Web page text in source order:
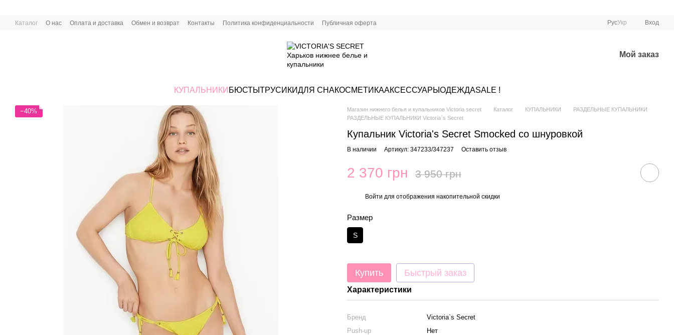
Каталог О нас Оплата и доставка Обмен и возврат Контакты Политика конфиденциальности Публичная оферта РусУкр Вход
Мой заказ
КУПАЛЬНИКИ БЮСТЫ ТРУСИКИДЛЯ СНАКОСМЕТИКААКСЕССУАРЫ ОДЕЖДАSALE !
−40% Магазин нижнего белья и купальников Victoria secret Каталог КУПАЛЬНИКИ
РАЗДЕЛЬНЫЕ КУПАЛЬНИКИ
РАЗДЕЛЬНЫЕ КУПАЛЬНИКИ Victoria`s Secret
Купальник Victoria's Secret Smocked со шнуровкой
В наличии Артикул: 347233/347237 Оставить отзыв
2 370 грн 3 950 грн
Войти для отображения накопительной скидки
Размер
S
Купить Быстрый заказ
Характеристики
Бренд
Victoria`s Secret
Push-up
Нет